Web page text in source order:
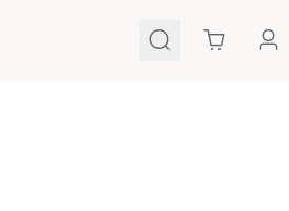
Cart